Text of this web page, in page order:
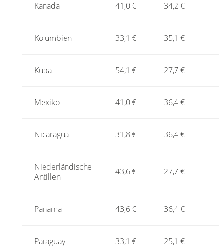
Kanada 41,0 € 34,2 €
Kolumbien 33,1 € 35,1 €
Kuba 54,1 € 27,7 €
Mexiko 41,0 € 36,4 €
Nicaragua 31,8 € 36,4 €
Niederländische
Antillen
43,6 € 27,7 €
Panama 43,6 € 36,4 €
Paraguay 33,1 € 25,1 €